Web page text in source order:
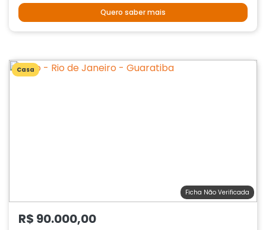
Quero saber mais
Casa
Ficha Não Verificada
R$ 90.000,00